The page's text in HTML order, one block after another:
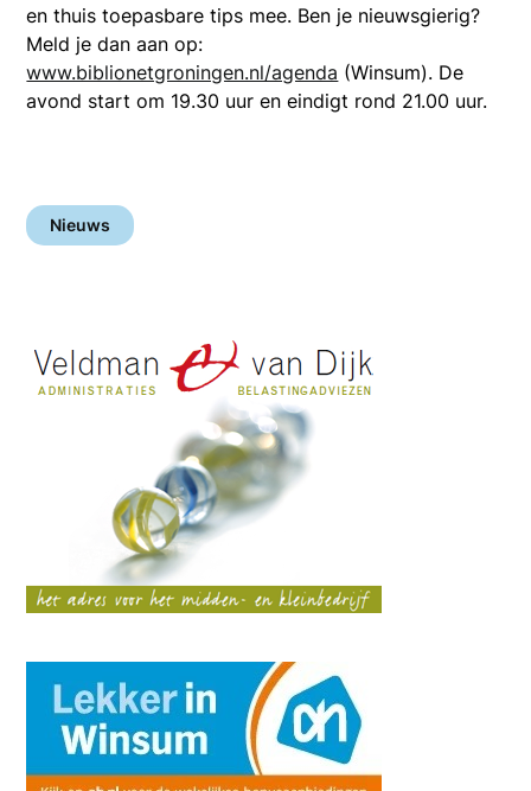
en thuis toepasbare tips mee. Ben je nieuwsgierig?
Meld je dan aan op:
www.biblionetgroningen.nl/agenda (Winsum). De
avond start om 19.30 uur en eindigt rond 21.00 uur.
Nieuws